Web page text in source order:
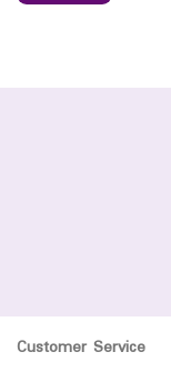
Customer Service